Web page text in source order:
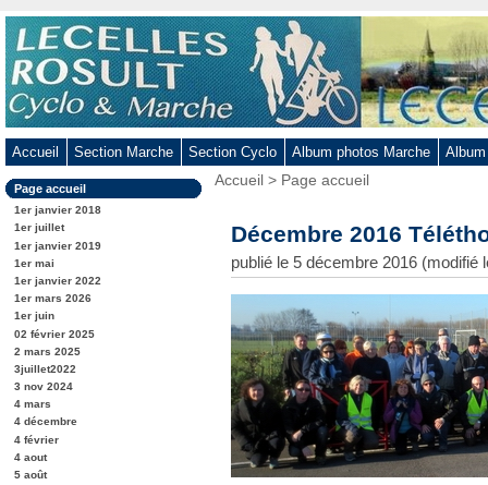
Aller
au
contenu
-
Aller
menu
principal
-
Aller
à
la
recherche
Accueil Section Marche Section Cyclo Album photos Marche
Dans
la
rubrique
:
Page accueil
1er janvier 2018
1er juillet
1er janvier 2019
1er mai
1er janvier 2022
1er mars 2026
1er juin
02 février 2025
2 mars 2025
3juillet2022
3 nov 2024
4 mars
4 décembre
4 février
4 aout
5 août
Vous
Accueil > Page accueil
Décembre 2016
publié le 5 décembre 2016 (modifié